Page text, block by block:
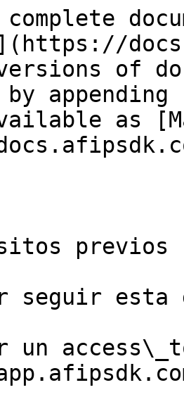
versions of
as
previos
seguir
un